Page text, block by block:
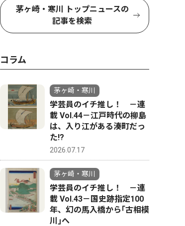
茅ヶ崎・寒川 トップニュースの
記事を検索
コラム
茅ヶ崎・寒川
学芸員のイチ推し！ －連
載 Vol.44－江戸時代の柳島
は、入り江がある湊町だっ
た!?
2026.07.17
茅ヶ崎・寒川
学芸員のイチ推し！ －連
載 Vol.43－国史跡指定100
年、幻の馬入橋から｢古相模
川｣へ